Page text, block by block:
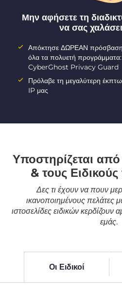
Μην αφήσετε τη
να σας
Απόκτησε ΔΩΡΕΑΝ πρόσβαση
όλα τα πολυετή
CyberGhost Privacy Guard
Πρόλαβε τη μεγαλύτερη
IP μας
Υποστηρίζεται
& τους
Δες τι έχουν να πουν
ικανοποιημένους πελάτες
ιστοσελίδες ειδικών
εμάς.
Οι Ειδικοί